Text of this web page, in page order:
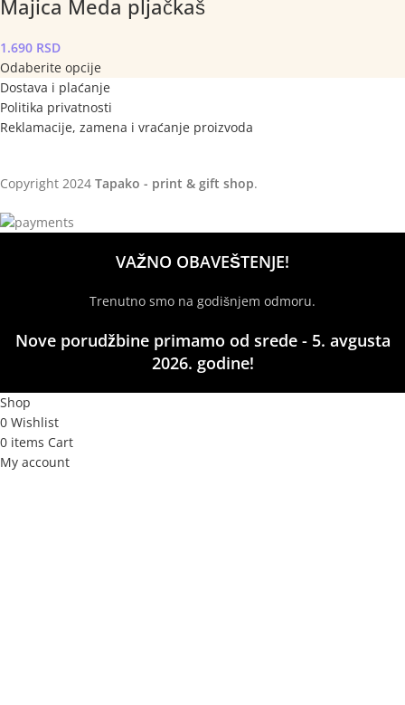
Majica Meda pljačkaš
1.690 RSD
Odaberite opcije
Dostava i plaćanje
Politika privatnosti
Reklamacije, zamena i vraćanje proizvoda
Copyright 2024 Tapako - print & gift shop.
VAŽNO OBAVEŠTENJE!
Trenutno smo na godišnjem odmoru.
Nove porudžbine primamo od srede - 5. avgusta
2026. godine!
Shop
0 Wishlist
0 items Cart
My account